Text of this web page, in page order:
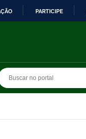
PARTICIPE